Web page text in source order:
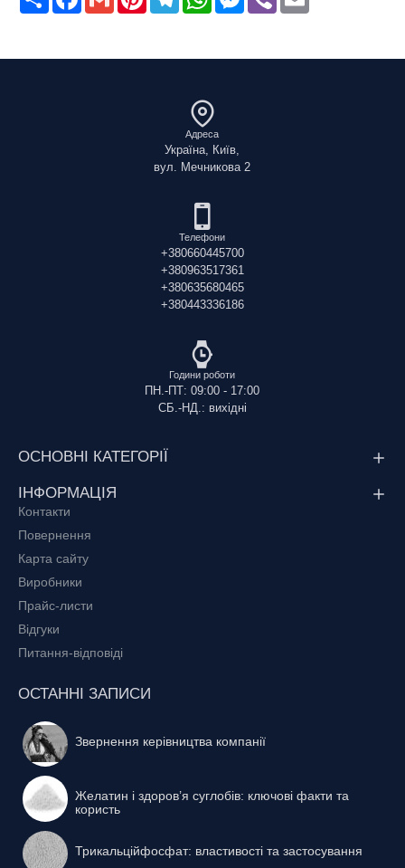
Адреса
Україна, Київ,
вул. Мечникова 2
Телефони
+380660445700
+380963517361
+380635680465
+380443336186
Години роботи
ПН.-ПТ: 09:00 - 17:00
СБ.-НД.: вихідні
ОСНОВНІ КАТЕГОРІЇ
ІНФОРМАЦІЯ
Контакти
Повернення
Карта сайту
Виробники
Прайс-листи
Відгуки
Питання-відповіді
ОСТАННІ ЗАПИСИ
Звернення керівництва компанії
Желатин і здоров’я суглобів: ключові факти та
користь
Трикальційфосфат: властивості та застосування